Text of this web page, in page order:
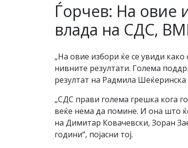
Ѓорчев: На овие
влада на СДС,
„На овие избори ќе се увиди
нивните резултати. Голема
резултат на Радмила
„СДС прави голема грешка кога
веќе нема да помине. И она што
на Димитар Ковачевски, Зоран
години“, појасни тој.